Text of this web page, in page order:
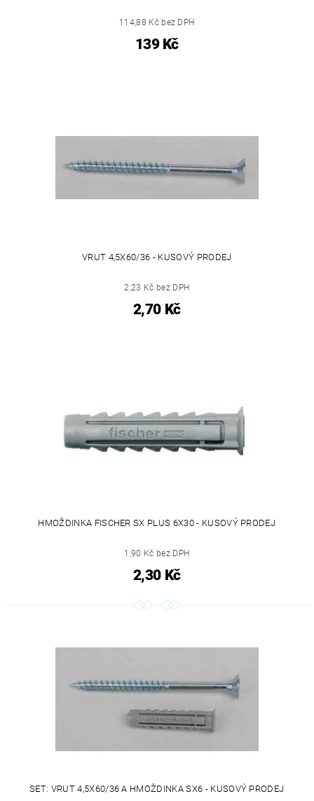
114,88 Kč bez DPH
139 Kč
VRUT 4,5X60/36 - KUSOVÝ PRODEJ
2,23 Kč bez DPH
2,70 Kč
HMOŽDINKA FISCHER SX PLUS 6X30 - KUSOVÝ PRODEJ
1,90 Kč bez DPH
2,30 Kč
SET: VRUT 4,5X60/36 A HMOŽDINKA SX6 - KUSOVÝ PRODEJ